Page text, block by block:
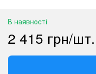
В наявності
2 415 грн/шт.